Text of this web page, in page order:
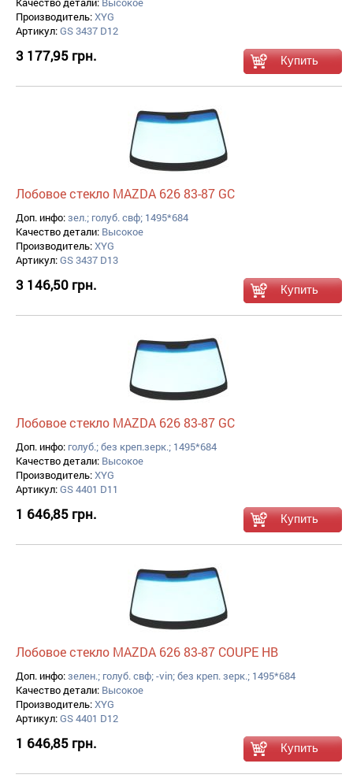
Производитель:XYG
Артикул:GS 3437 D12
3 177,95 грн.
Лобовое стекло MAZDA 626 83-87 GC
Доп. инфо:зел.; голуб. свф; 1495*684
Качество детали: Высокое
Производитель:XYG
Артикул:GS 3437 D13
3 146,50 грн.
Лобовое стекло MAZDA 626 83-87 GC
Доп. инфо: голуб.; без креп.зерк.; 1495*684
Качество детали: Высокое
Производитель:XYG
Артикул:GS 4401 D11
1 646,85 грн.
Лобовое стекло MAZDA 626 83-87 COUPE HB
Доп. инфо:зелен.; голуб. свф; -vin; без креп. зерк.; 1495*684
Качество детали: Высокое
Производитель:XYG
Артикул:GS 4401 D12
1 646,85 грн.